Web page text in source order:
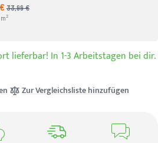
UVP
33,99 €
2
lieferbar! In 1-3 Arbeitstagen bei dir.
Zur Vergleichsliste hinzufügen